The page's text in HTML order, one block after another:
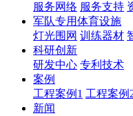
服务网络 服务支持
军队专用体育设施
灯光围网 训练器材
科研创新
研发中心 专利技术
案例
工程案例1 工程案例
新闻